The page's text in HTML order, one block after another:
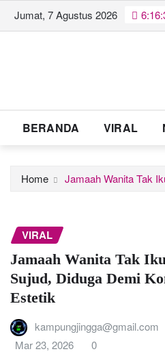
Skip
to
Jumat, 7 Agustus 2026
BERANDA VIRAL
Home Jamaah Wanita Tak
VIRAL
Jamaah Wanita Tak
Sujud, Diduga Demi
Estetik
kampungjingga@gmail.com
Mar 23, 2026
0